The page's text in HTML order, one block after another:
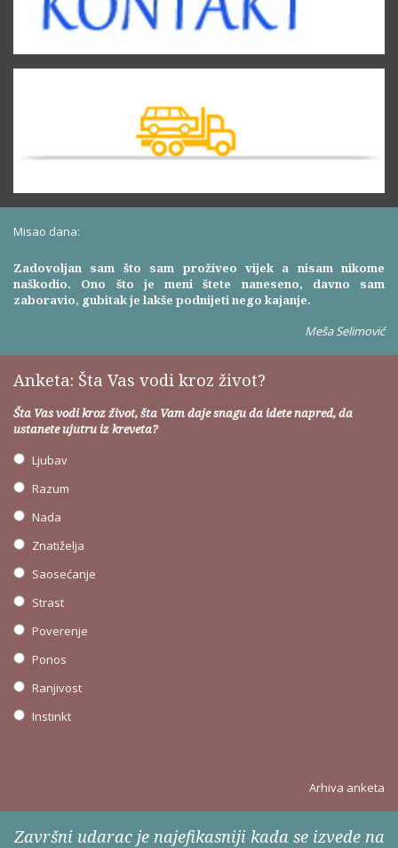
Misao dana:
Zadovoljan sam što sam proživeo vijek a nisam nikome
naškodio. Ono što je meni štete naneseno, davno sam
zaboravio, gubitak je lakše podnijeti nego kajanje.
Meša Selimović
Anketa: Šta Vas vodi kroz život?
Šta Vas vodi kroz život, šta Vam daje snagu da idete napred, da
ustanete ujutru iz kreveta?
Ljubav
Razum
Nada
Znatiželja
Saosećanje
Strast
Poverenje
Ponos
Ranjivost
Instinkt
Arhiva anketa
Završni udarac je najefikasniji kada se izvede na